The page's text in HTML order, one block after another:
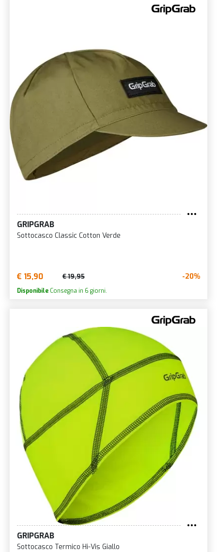
GRIPGRAB
Sottocasco Classic Cotton Verde
€ 15,90 € 19,95 -20%
Disponibile Consegna in 6 giorni.
GRIPGRAB
Sottocasco Termico Hi-Vis Giallo